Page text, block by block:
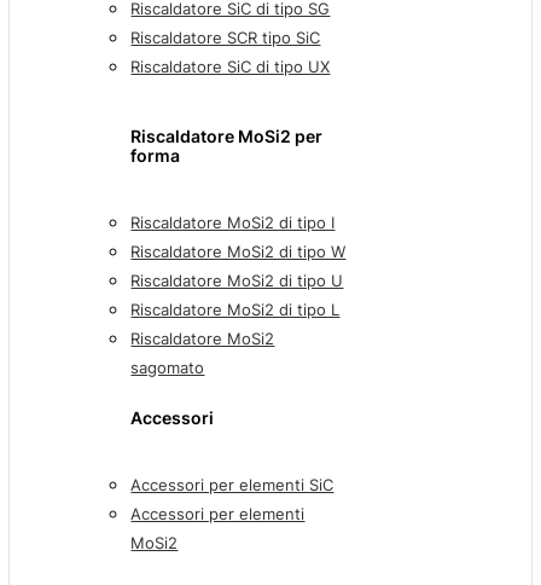
Riscaldatore SiC di tipo SG
Riscaldatore SCR tipo SiC
Riscaldatore SiC di tipo UX
Riscaldatore MoSi2 per
forma
Riscaldatore MoSi2 di tipo I
Riscaldatore MoSi2 di tipo W
Riscaldatore MoSi2 di tipo U
Riscaldatore MoSi2 di tipo L
Riscaldatore MoSi2
sagomato
Accessori
Accessori per elementi SiC
Accessori per elementi
MoSi2